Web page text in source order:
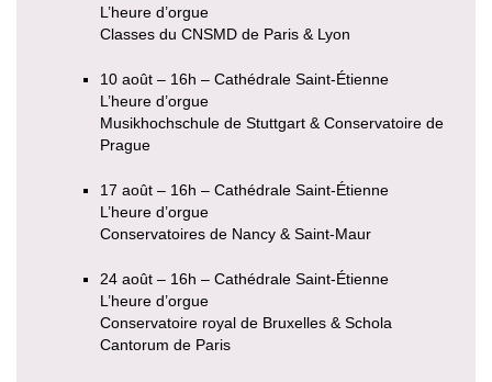
L’heure d’orgue
Classes du CNSMD de Paris & Lyon
10 août – 16h – Cathédrale Saint-Étienne
L’heure d’orgue
Musikhochschule de Stuttgart & Conservatoire de
Prague
17 août – 16h – Cathédrale Saint-Étienne
L’heure d’orgue
Conservatoires de Nancy & Saint-Maur
24 août – 16h – Cathédrale Saint-Étienne
L’heure d’orgue
Conservatoire royal de Bruxelles & Schola
Cantorum de Paris